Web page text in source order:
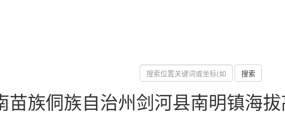
搜索
苗族侗族自治州剑河县南明镇海